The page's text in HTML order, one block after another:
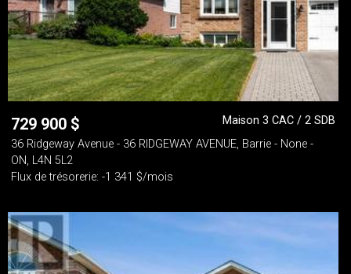
729 900 $
Maison 3 CAC / 2 SDB
36 Ridgeway Avenue - 36 RIDGEWAY AVENUE, Barrie - None -
ON, L4N 5L2
Flux de trésorerie: -1 341 $/mois